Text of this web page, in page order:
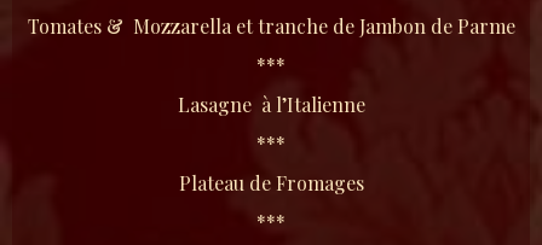
Tomates & Mozzarella et tranche de Jambon de Parme
***
Lasagne à l’Italienne
***
Plateau de Fromages
***